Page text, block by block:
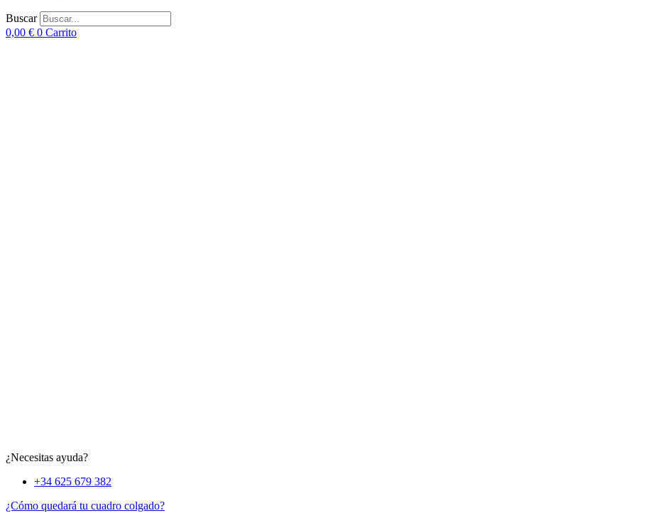
Buscar
0,00 € 0 Carrito
¿Necesitas ayuda?
+34 625 679 382
¿Cómo quedará tu cuadro colgado?